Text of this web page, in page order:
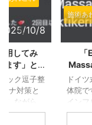
9/10
グーグル
ました！
ック逗子整
ナ対策と
しながら、
お店です
肩こり
「
体が
実感
いた
ドイ
体院で
イン
営業し